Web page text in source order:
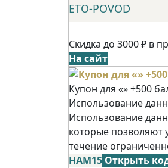
ETO-POVOD
Скидка до 3000 ₽ в
На сайт
Купон для «» +500
Использование
Использование
которые позволяют
течение
НАМ15 Открыть